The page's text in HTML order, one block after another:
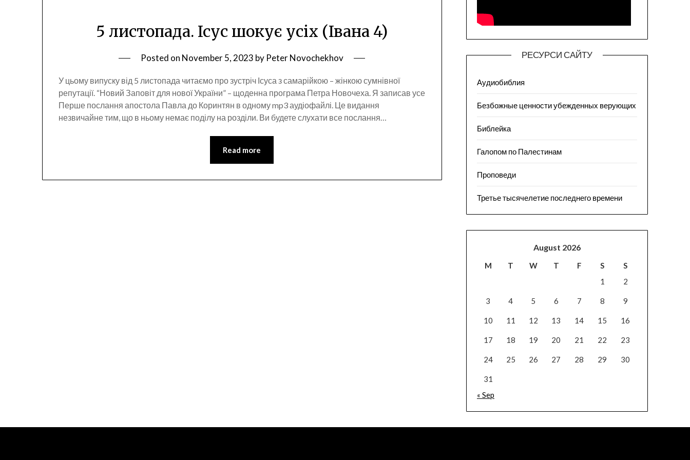
5 листопада. Ісус шокує усіх (Івана 4)
Posted on November 5, 2023 by Peter Novochekhov
У цьому випуску від 5 листопада читаємо про зустріч Ісуса з самарійкою – жінкою сумнівної
репутації. “Новий Заповіт для нової України” – щоденна програма Петра Новочеха. Я записав усе
Перше послання апостола Павла до Коринтян в одному mp3 аудіофайлі. Це видання
незвичайне тим, що в ньому немає поділу на розділи. Ви будете слухати все послання…
Read more
РЕСУРСИ САЙТУ
Аудиобиблия
Безбожные ценности убежденных верующих
Библейка
Галопом по Палестинам
Проповеди
Третье тысячелетие последнего времени
August 2026
M T W T F S
S
1
2
3 4 5 6 7 8 9
10 11 12 13 14 15 16
17 18 19 20 21 22 23
24 25 26 27 28 29 30
31
« Sep